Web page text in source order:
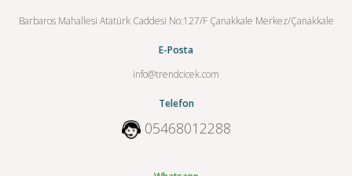
Barbaros Mahallesi Atatürk Caddesi No:127/F Çanakkale Merkez/Çanakkale
E-Posta
info@trendcicek.com
Telefon
05468012288